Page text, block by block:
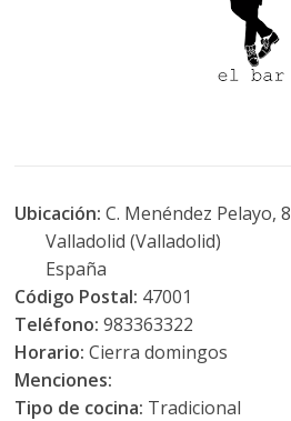
Ubicación:C. Menéndez Pelayo, 8
Valladolid (Valladolid)
España
Código Postal: 47001
Teléfono:983363322
Horario:Cierra domingos
Menciones:
Tipo de cocina: Tradicional